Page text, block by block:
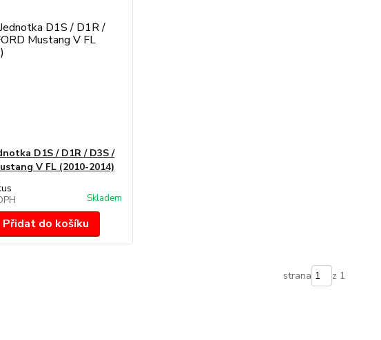
D1S / D1R / D3S /
V FL (2010-2014)
Skladem
Přidat do košíku
strana z 1